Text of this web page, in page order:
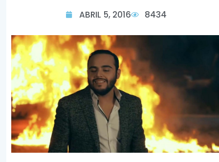
ABRIL 5, 2016 8434